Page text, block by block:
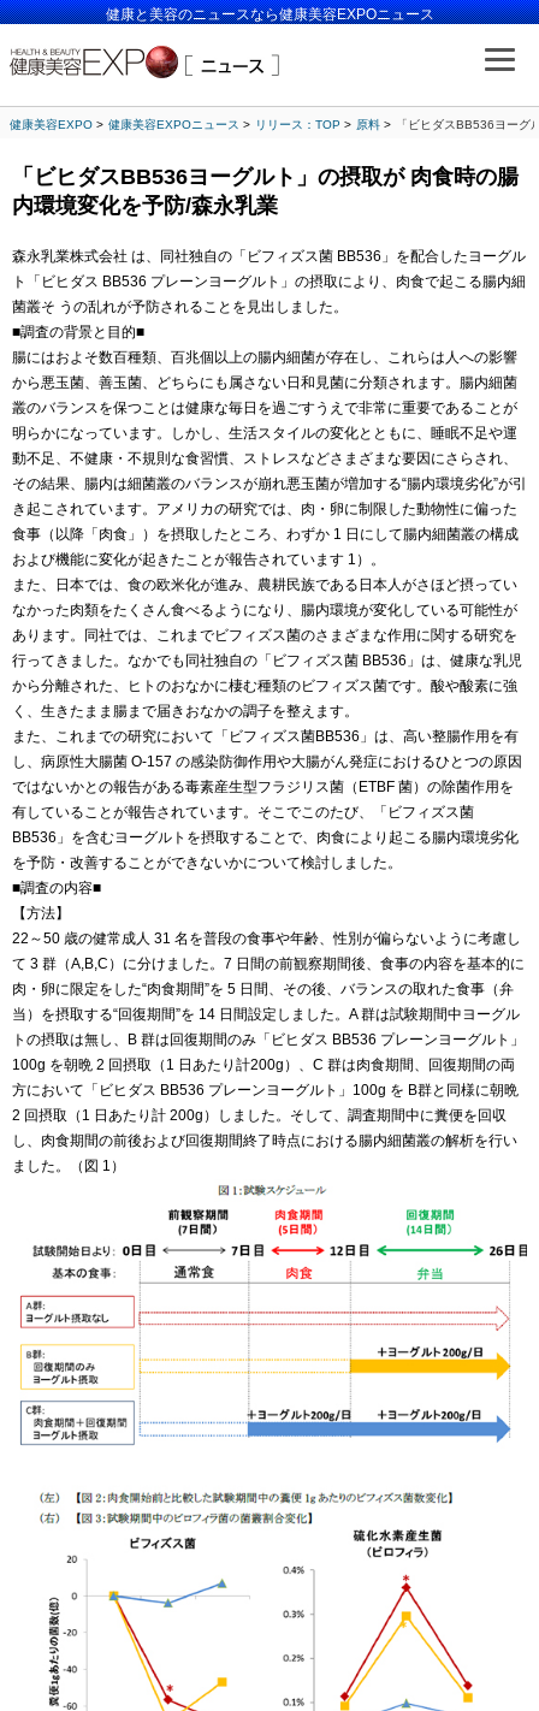
健康と美容のニュースなら健康美容EXPOニュース
健康美容EXPO 健康美容EXPOニュース リリース：TOP 原料 「ビヒダスBB536ヨーグ
「ビヒダスBB536ヨーグルト」の摂取が 肉食時の腸
内環境変化を予防/森永乳業
森永乳業株式会社 は、同社独自の「ビフィズス菌 BB536」を配合したヨーグル
ト「ビヒダス BB536 プレーンヨーグルト」の摂取により、肉食で起こる腸内細
菌叢そ うの乱れが予防されることを見出しました。
■調査の背景と目的■
腸にはおよそ数百種類、百兆個以上の腸内細菌が存在し、これらは人への影響
から悪玉菌、善玉菌、どちらにも属さない日和見菌に分類されます。腸内細菌
叢のバランスを保つことは健康な毎日を過ごすうえで非常に重要であることが
明らかになっています。しかし、生活スタイルの変化とともに、睡眠不足や運
動不足、不健康・不規則な食習慣、ストレスなどさまざまな要因にさらされ、
その結果、腸内は細菌叢のバランスが崩れ悪玉菌が増加する“腸内環境劣化”が引
き起こされています。アメリカの研究では、肉・卵に制限した動物性に偏った
食事（以降「肉食」）を摂取したところ、わずか 1 日にして腸内細菌叢の構成
および機能に変化が起きたことが報告されています 1）。
また、日本では、食の欧米化が進み、農耕民族である日本人がさほど摂ってい
なかった肉類をたくさん食べるようになり、腸内環境が変化している可能性が
あります。同社では、これまでビフィズス菌のさまざまな作用に関する研究を
行ってきました。なかでも同社独自の「ビフィズス菌 BB536」は、健康な乳児
から分離された、ヒトのおなかに棲む種類のビフィズス菌です。酸や酸素に強
く、生きたまま腸まで届きおなかの調子を整えます。
また、これまでの研究において「ビフィズス菌BB536」は、高い整腸作用を有
し、病原性大腸菌 O-157 の感染防御作用や大腸がん発症におけるひとつの原因
ではないかとの報告がある毒素産生型フラジリス菌（ETBF 菌）の除菌作用を
有していることが報告されています。そこでこのたび、「ビフィズス菌
BB536」を含むヨーグルトを摂取することで、肉食により起こる腸内環境劣化
を予防・改善することができないかについて検討しました。
■調査の内容■
【方法】
22～50 歳の健常成人 31 名を普段の食事や年齢、性別が偏らないように考慮し
て 3 群（A,B,C）に分けました。7 日間の前観察期間後、食事の内容を基本的に
肉・卵に限定をした“肉食期間”を 5 日間、その後、バランスの取れた食事（弁
当）を摂取する“回復期間”を 14 日間設定しました。A 群は試験期間中ヨーグル
トの摂取は無し、B 群は回復期間のみ「ビヒダス BB536 プレーンヨーグルト」
100g を朝晩 2 回摂取（1 日あたり計200g）、C 群は肉食期間、回復期間の両
方において「ビヒダス BB536 プレーンヨーグルト」100g を B群と同様に朝晩
2 回摂取（1 日あたり計 200g）しました。そして、調査期間中に糞便を回収
し、肉食期間の前後および回復期間終了時点における腸内細菌叢の解析を行い
ました。（図 1）